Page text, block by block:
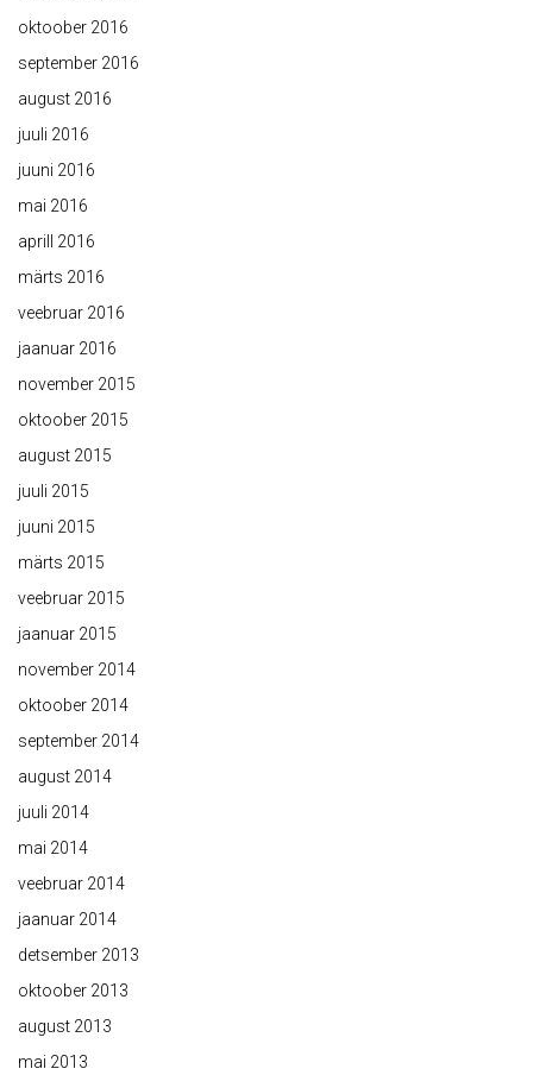
oktoober 2016
september 2016
august 2016
juuli 2016
juuni 2016
mai 2016
aprill 2016
märts 2016
veebruar 2016
jaanuar 2016
november 2015
oktoober 2015
august 2015
juuli 2015
juuni 2015
märts 2015
veebruar 2015
jaanuar 2015
november 2014
oktoober 2014
september 2014
august 2014
juuli 2014
mai 2014
veebruar 2014
jaanuar 2014
detsember 2013
oktoober 2013
august 2013
mai 2013